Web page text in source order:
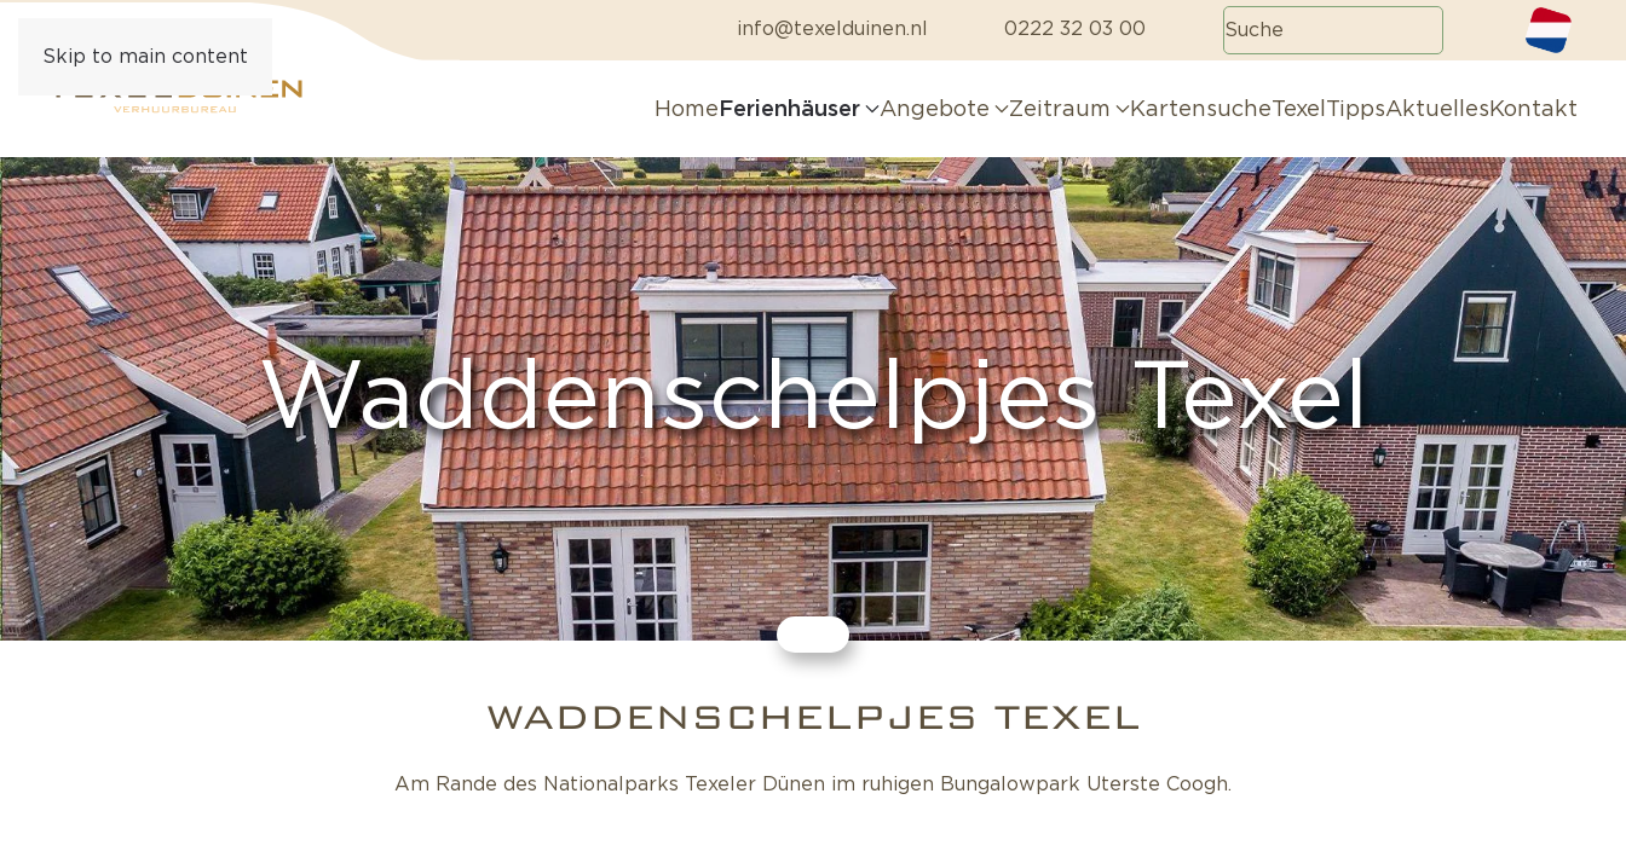
Skip to main content
info@texelduinen.nl 0222 32 03 00
Home Ferienhäuser Angebote Zeitraum KartensucheTexelTippsAktuelles Kontakt
Waddenschelpjes Texel
WADDENSCHELPJES TEXEL
Am Rande des Nationalparks Texeler Dünen im ruhigen Bungalowpark Uterste Coogh.